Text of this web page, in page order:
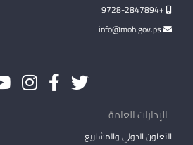
+9728-2847894
الإدارات العامة
التعاون الدولي والمشاريع